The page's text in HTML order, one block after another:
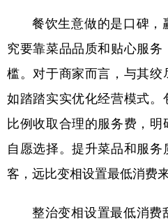
English Español
Русский язык
Deutsch Português
餐饮生意做的是口碑，
究要靠菜品品质和贴心服务
槛。对于商家而言，与其绞
如踏踏实实优化经营模式
比例收取合理的服务费，
自愿选择。提升菜品和服
客，远比变相设置最低消费
整治变相设置最低消费